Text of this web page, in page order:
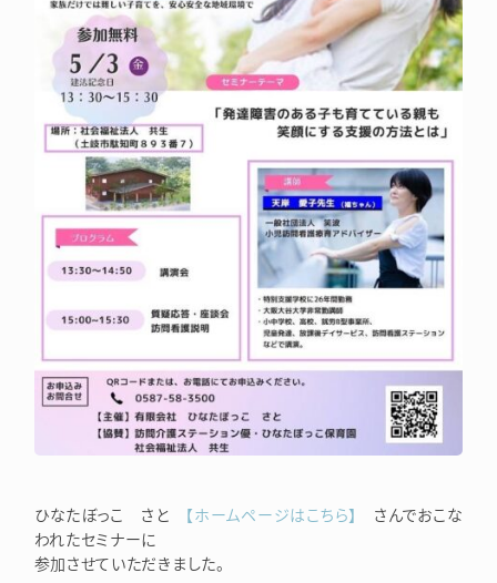
ひなたぼっこ さと 【ホームページはこちら】
さんでおこな
われたセミナーに
参加させていただきました。